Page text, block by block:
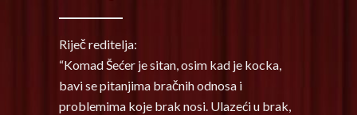
Riječ reditelja:
“Komad Šećer je sitan, osim kad je kocka,
bavi se pitanjima bračnih odnosa i
problemima koje brak nosi. Ulazeći u brak,